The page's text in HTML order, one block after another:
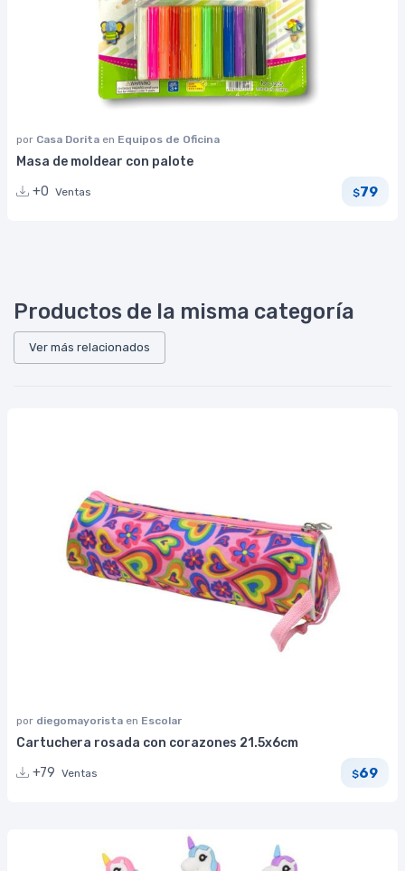
por Casa Dorita en Equipos de Oficina
Masa de moldear con palote
+0 Ventas $79
Productos de la misma categoría
Ver más relacionados
por diegomayorista en Escolar
Cartuchera rosada con corazones 21.5x6cm
+79 Ventas $69